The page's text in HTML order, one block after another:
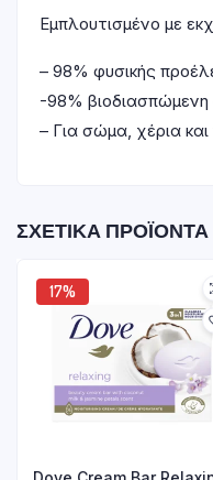
Εμπλουτισμένο με
– 98% φυσικής
-98%
– Για σώμα, χέρια
ΣΧΕΤΙΚΆ ΠΡΟΪΌΝΤΑ
17%